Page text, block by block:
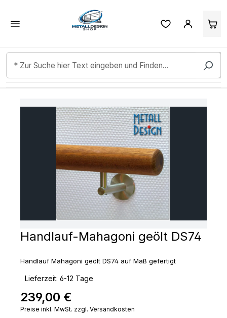
Zum Hauptinhalt springen
Bildergalerie überspringen
Handlauf-Mahagoni geölt DS74
Handlauf Mahagoni geölt DS74 auf Maß gefertigt
Lieferzeit: 6-12 Tage
Regulärer Preis:
239,00 €
Preise inkl. MwSt. zzgl. Versandkosten